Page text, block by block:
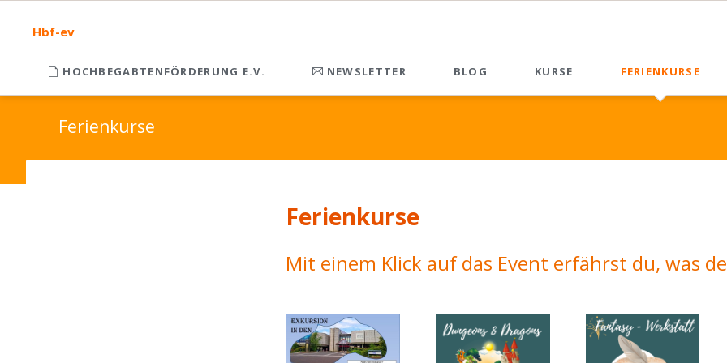
Hbf-ev
HOCHBEGABTENFÖRDERUNG E.V. NEWSLETTER BLOG KURSE FERIENKURSE
Ferienkurse
Ferienkurse
Mit einem Klick auf das Event erfährst du, was